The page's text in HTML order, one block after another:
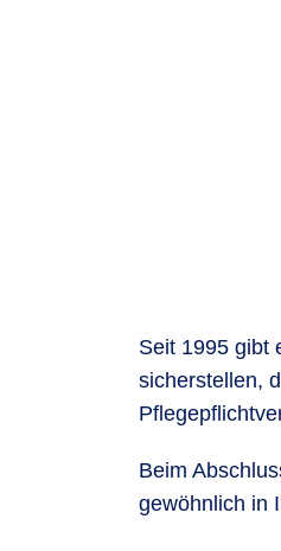
Seit 1995 gibt
sicherstellen,
Beim
gewöhnlich in